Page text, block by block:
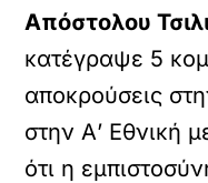
Απόστολου
κατέγραψε 5
αποκρούσεις
στην Α’ Εθνική
ότι η